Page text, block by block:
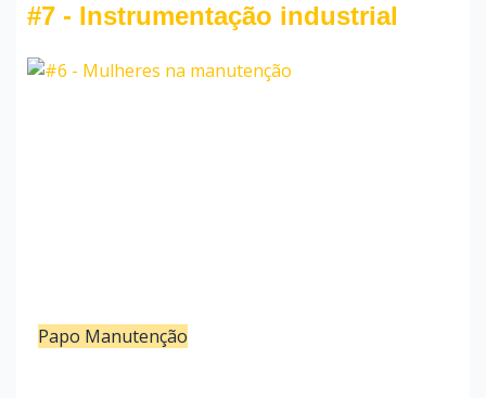
#7 - Instrumentação industrial
Papo Manutenção